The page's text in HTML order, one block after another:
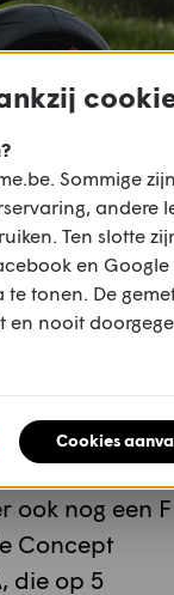
de blauwdruk
BMW
zoals de
ook nog een F
Concept
die op 5
Sommige zijn
andere
Ten slotte
en
tonen. De
en nooit
Cookies